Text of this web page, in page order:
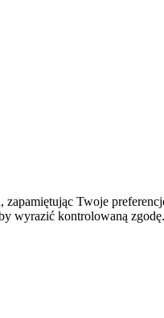
Twoje
wyrazić kontrolowaną zgodę.